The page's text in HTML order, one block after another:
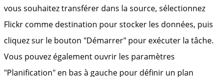
vous souhaitez transférer dans la source, sélectionnez
Flickr comme destination pour stocker les données, puis
cliquez sur le bouton "Démarrer" pour exécuter la tâche.
Vous pouvez également ouvrir les paramètres
"Planification" en bas à gauche pour définir un plan